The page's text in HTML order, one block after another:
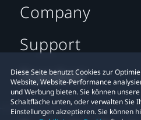
Diese Seite benutzt Cookies zur
Website, Website-Performance
und Werbung bieten. Sie können
Schaltfläche unten, oder verwalten Sie
Einstellungen akzeptieren. Sie können
Company
Support
Standort